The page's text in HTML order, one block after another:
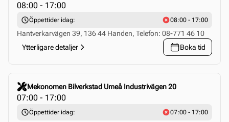
08:00 - 17:00
Öppettider idag: 08:00 - 17:00
Hantverkarvägen 39, 136 44 Handen, Telefon: 08-771 46 10
Ytterligare detaljer
Boka tid
Mekonomen Bilverkstad Umeå Industrivägen 20
07:00 - 17:00
Öppettider idag: 07:00 - 17:00
Click to select this store